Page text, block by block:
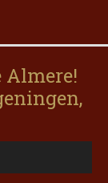
Almere!